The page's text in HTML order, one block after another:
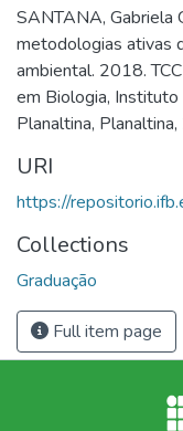
SANTANA, Gabriela
metodologias ativas
ambiental. 2018.
em Biologia, Instituto
Planaltina,
URI
https://
Collections
Graduação
Full item page